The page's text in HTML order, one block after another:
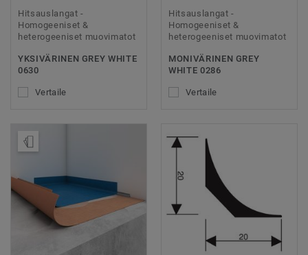
Hitsauslangat -
Homogeeniset &
heterogeeniset muovimatot
YKSIVÄRINEN GREY WHITE
0630
Vertaile
Hitsauslangat -
Homogeeniset &
heterogeeniset muovimatot
MONIVÄRINEN GREY
WHITE 0286
Vertaile